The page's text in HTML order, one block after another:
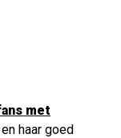
met
haar goed